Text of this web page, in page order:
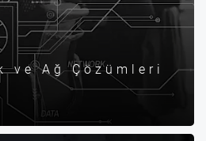
ve Ağ Çözümleri